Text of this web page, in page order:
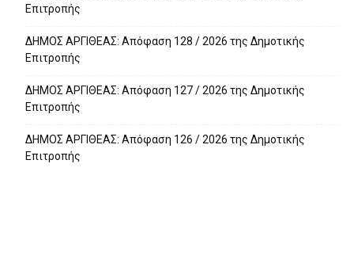
Επιτροπής
ΔΗΜΟΣ ΑΡΓΙΘΕΑΣ: Απόφαση 128 / 2026 της Δημοτικής
Επιτροπής
ΔΗΜΟΣ ΑΡΓΙΘΕΑΣ: Απόφαση 127 / 2026 της Δημοτικής
Επιτροπής
ΔΗΜΟΣ ΑΡΓΙΘΕΑΣ: Απόφαση 126 / 2026 της Δημοτικής
Επιτροπής